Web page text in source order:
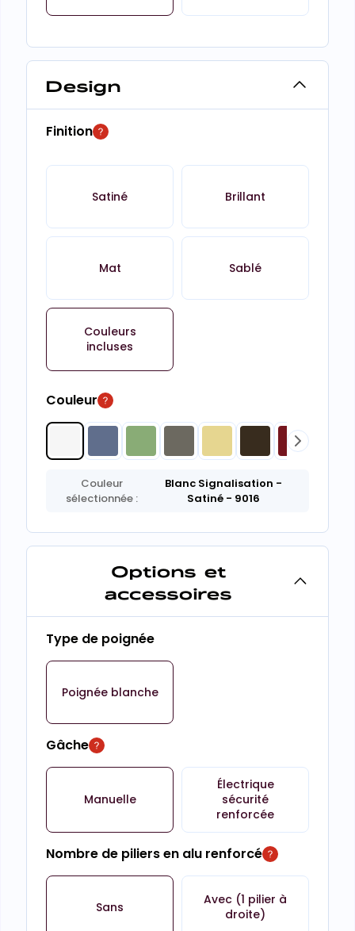
Design
Finition
Satiné Brillant
Mat Sablé
Couleurs
incluses
Couleur
Couleur
sélectionnée :
Blanc Signalisation -
Satiné - 9016
Options et
accessoires
Type de poignée
Poignée blanche
Gâche
Manuelle
Électrique
sécurité
renforcée
Nombre de piliers en alu renforcé
Sans
Avec (1 pilier à
droite)